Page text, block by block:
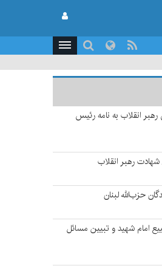
رهبر انقلاب به نامه رئیس
رهبر انقلاب
حزب‌الله لبنان
امام شهید و تبیین مسائل